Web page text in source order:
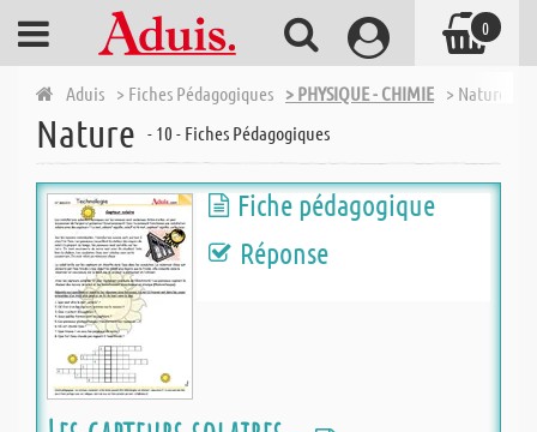
Aduis > Fiches Pédagogiques > PHYSIQUE - CHIMIE > Nature
Nature - 10 - Fiches Pédagogiques
Fiche pédagogique
Réponse
0